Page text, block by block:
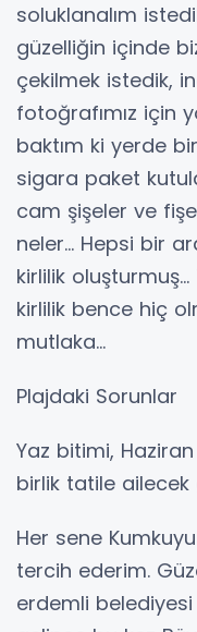
soluklanalım
güzelliğin içinde
çekilmek istedik,
fotoğrafımız için
baktım ki yerde
sigara paket
cam şişeler ve
neler... Hepsi bir
kirlilik
kirlilik bence hiç
mutlaka...
Plajdaki Sorunlar
Yaz bitimi,
birlik tatile ailecek
Her sene
tercih ederim.
erdemli belediyesi